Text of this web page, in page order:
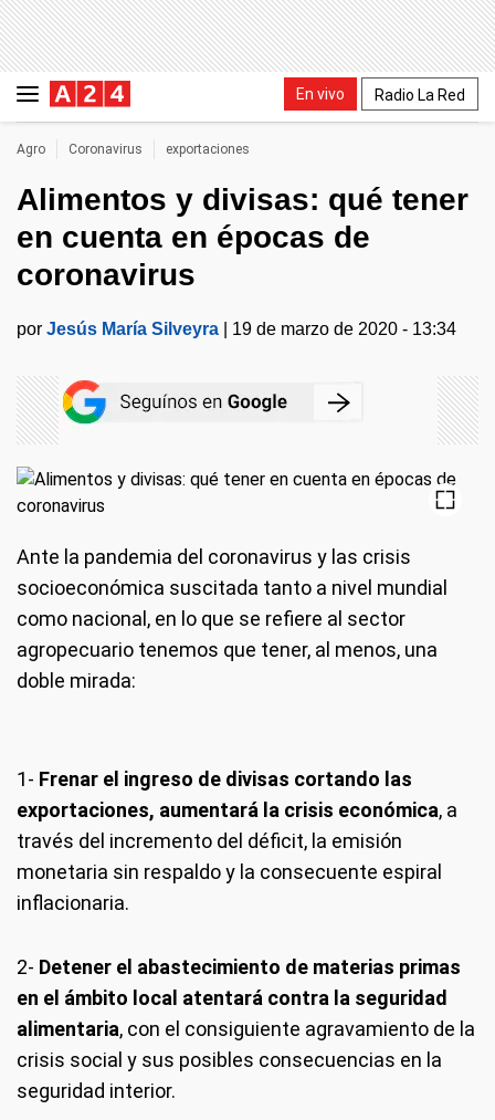
En vivo Radio La Red
Agro Coronavirus exportaciones
Alimentos y divisas: qué tener
en cuenta en épocas de
coronavirus
por Jesús María Silveyra 19 de marzo de 2020 - 13:34
Ante la pandemia del coronavirus y las crisis
socioeconómica suscitada tanto a nivel mundial
como nacional, en lo que se refiere al sector
agropecuario tenemos que tener, al menos, una
doble mirada:
1- Frenar el ingreso de divisas cortando las
exportaciones, aumentará la crisis económica, a
través del incremento del déficit, la emisión
monetaria sin respaldo y la consecuente espiral
inflacionaria.
2- Detener el abastecimiento de materias primas
en el ámbito local atentará contra la seguridad
alimentaria, con el consiguiente agravamiento de la
crisis social y sus posibles consecuencias en la
seguridad interior.